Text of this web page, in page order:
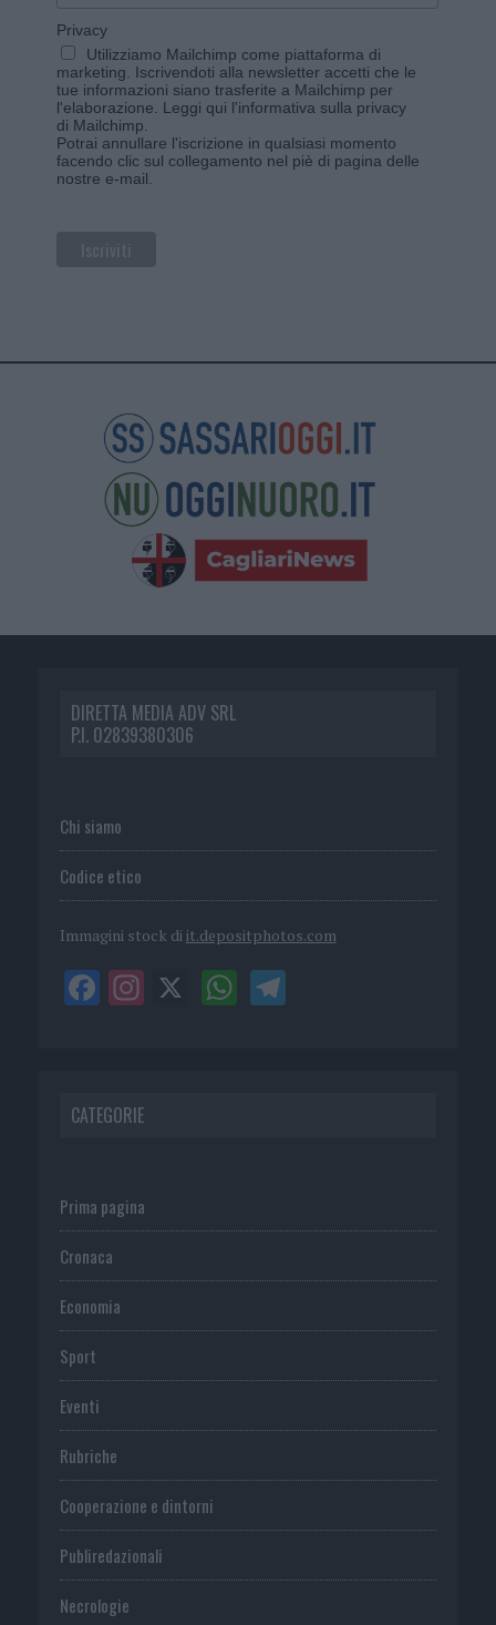
Privacy
Utilizziamo Mailchimp come piattaforma di
marketing. Iscrivendoti alla newsletter accetti che le
tue informazioni siano trasferite a Mailchimp per
l'elaborazione. Leggi qui l'informativa sulla privacy
di Mailchimp
Potrai annullare l'iscrizione in qualsiasi momento
facendo clic sul collegamento nel piè di pagina delle
nostre e-mail.
DIRETTA MEDIA ADV SRL
P.I. 02839380306
Chi siamo
Codice etico
Immagini stock di it.depositphotos.com
CATEGORIE
Prima pagina
Cronaca
Economia
Sport
Eventi
Rubriche
Cooperazione e dintorni
Publiredazionali
Necrologie